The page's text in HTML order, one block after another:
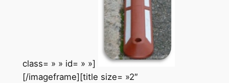
class= » » id= » »]
[/imageframe][title size= »2″